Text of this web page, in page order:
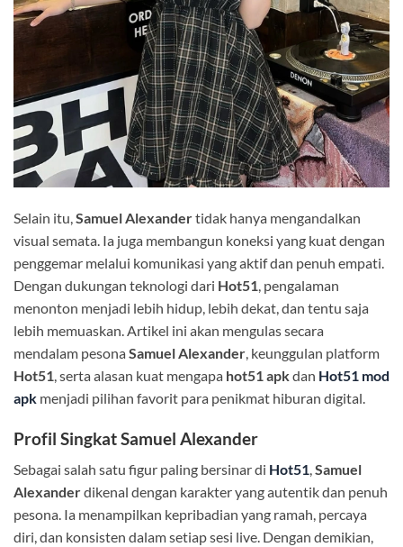
Selain itu,Samuel Alexandertidak hanya mengandalkan
visual semata. Ia juga membangun koneksi yang kuat dengan
penggemar melalui komunikasi yang aktif dan penuh empati.
Dengan dukungan teknologi dari Hot51, pengalaman
menonton menjadi lebih hidup, lebih dekat, dan tentu saja
lebih memuaskan. Artikel ini akan mengulas secara
mendalam pesonaSamuel Alexander, keunggulan platform
Hot51, serta alasan kuat mengapa hot51 apkdan Hot51 mod
apk menjadi pilihan favorit para penikmat hiburan digital.
Profil Singkat Samuel Alexander
Sebagai salah satu figur paling bersinar di Hot51,Samuel
Alexanderdikenal dengan karakter yang autentik dan penuh
pesona. Ia menampilkan kepribadian yang ramah, percaya
diri, dan konsisten dalam setiap sesi live. Dengan demikian,